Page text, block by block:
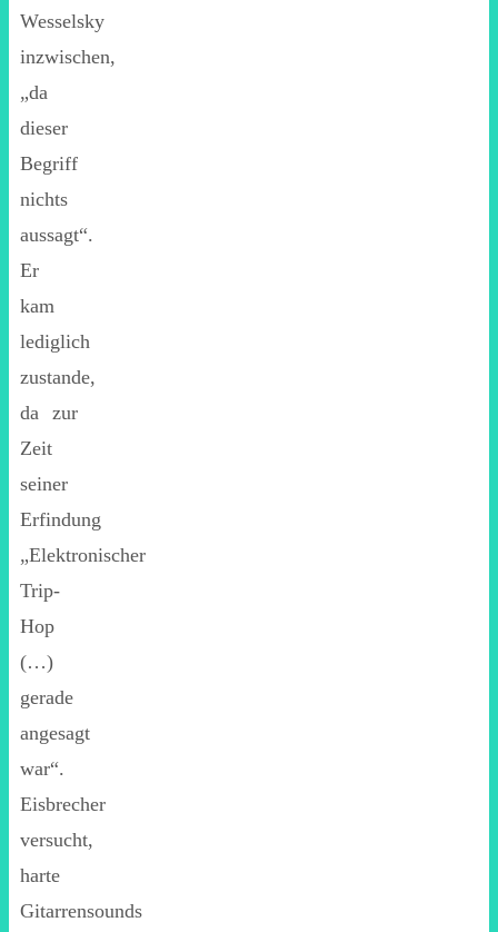
Wesselsky
inzwischen,
„da
dieser
Begriff
nichts
aussagt“.
Er
kam
lediglich
zustande,
da zur
Zeit
seiner
Erfindung
„Elektronischer
Trip-
Hop
(…)
gerade
angesagt
war“.
Eisbrecher
versucht,
harte
Gitarrensounds